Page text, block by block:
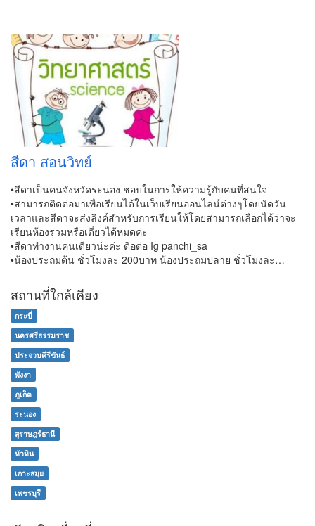
สีดา สอนวิทย์
•สีดาเป็นคนจังหวัดระนอง ชอบในการให้ความรู้กับคนที่สนใจ
•สามารถติดต่อมาเพื่อเรียนได้ในเว็บเรียนออนไลน์ต่างๆโดยนัดวัน
เวลาและสีดาจะส่งลิงค์สำหรับการเรียนให้โดยสามารถเลือกได้ว่าจะ
เรียนห้องรวมหรือเดี่ยวได้หมดค่ะ
•สีดาทำงานคนเดียวน่ะค่ะ ติอต่อ Ig panchi_sa
•น้องประถมต้น ชั่วโมงละ 200บาท น้องประถมปลาย ชั่วโมงละ…
สถานที่ใกล้เคียง
กระบี่
นครศรีธรรมราช
ประจวบคีรีขันธ์
พังงา
ภูเก็ต
ระนอง
สุราษฎร์ธานี
หัวหิน
เกาะสมุย
เพชรบุรี